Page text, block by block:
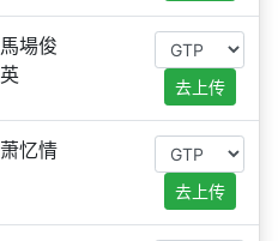
馬場俊
英
去上传
萧忆情
去上传